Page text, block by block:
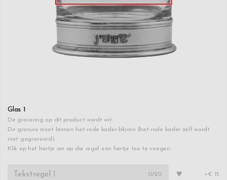
Glas 1
De gravering op dit product wordt wit.
De gravure moet binnen het rode kader blijven (het rode kader zelf wordt
niet gegraveerd).
Klik op het hartje om op die regel een hartje toe te voegen.
0/20 ♥ +€ 15